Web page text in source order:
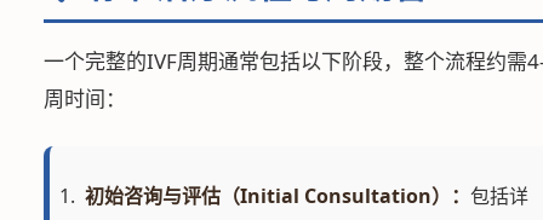
一个完整的IVF周期通常包括以下阶段，整个流程约需
周时间：
初始咨询与评估（Initial Consultation）： 包括详